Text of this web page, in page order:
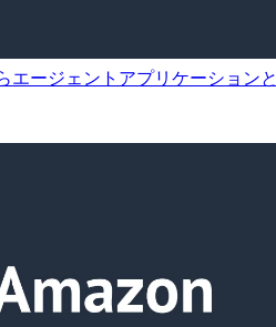
ージェントアプリケーション